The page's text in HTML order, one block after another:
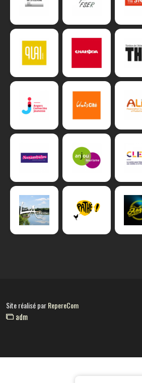
Site réalisé parRepereCom
adm